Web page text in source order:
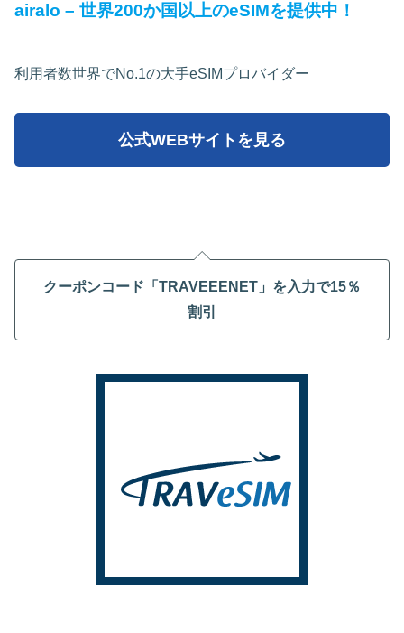
airalo – 世界200か国以上のeSIMを提供中！
利用者数世界でNo.1の大手eSIMプロバイダー
公式WEBサイトを見る
クーポンコード「TRAVEEENET」を入力で15％
割引